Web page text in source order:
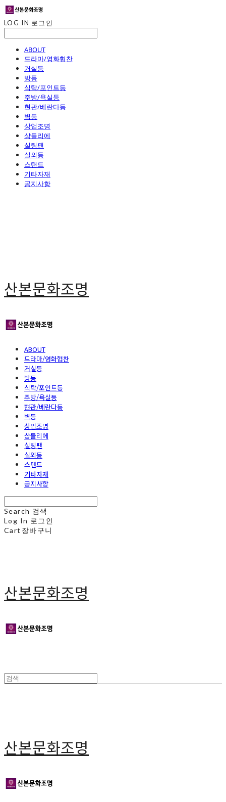
LOG IN 로그인
ABOUT
드라마/영화협찬
거실등
방등
식탁/포인트등
주방/욕실등
현관/베란다등
벽등
상업조명
샹들리에
실링팬
실외등
스탠드
기타자재
공지사항
산본문화조명
ABOUT
드라마/영화협찬
거실등
방등
식탁/포인트등
주방/욕실등
현관/베란다등
벽등
상업조명
샹들리에
실링팬
실외등
스탠드
기타자재
공지사항
Search 검색
Log In 로그인
Cart 장바구니
산본문화조명
산본문화조명